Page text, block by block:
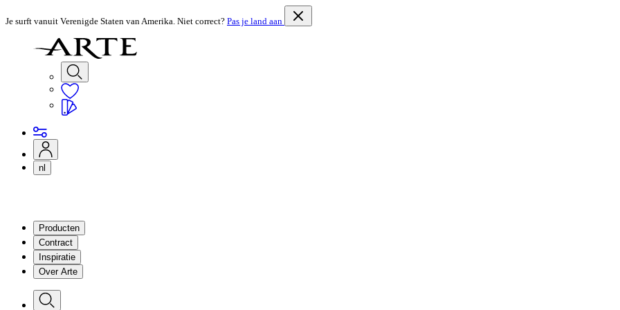
Je surft vanuit Verenigde Staten van Amerika. Niet correct? Pas je land aan
nl
Producten
Contract
Inspiratie
Over Arte